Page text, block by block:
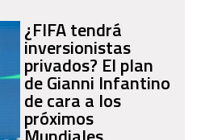
¿FIFA tendrá
inversionistas
privados? El plan
de Gianni Infantino
de cara a los
próximos